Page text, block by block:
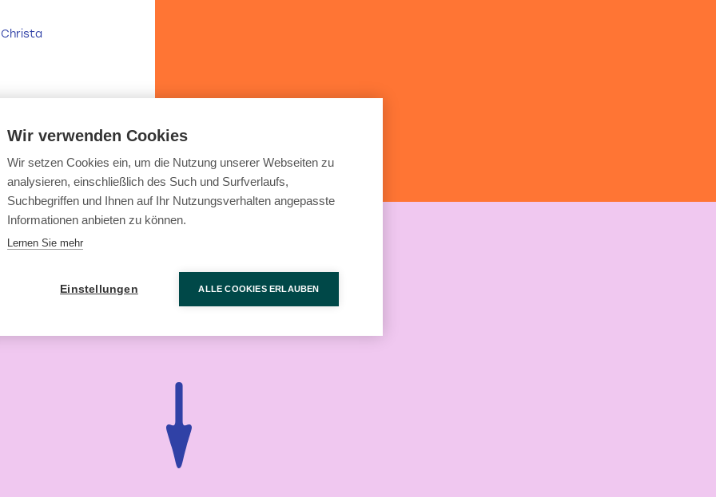
Inspiriert ein Projekt einzureichen?
Online-Formular nimmt nur wenige Minuten in Anspruch und
Wir verwenden Cookies
Wir setzen Cookies ein, um die Nutzung unserer Webseiten zu
analysieren, einschließlich des Such und Surfverlaufs,
Suchbegriffen und Ihnen auf Ihr Nutzungsverhalten angepasste
Informationen anbieten zu können.
Lernen Sie mehr
Einstellungen ALLE COOKIES ERLAUBEN